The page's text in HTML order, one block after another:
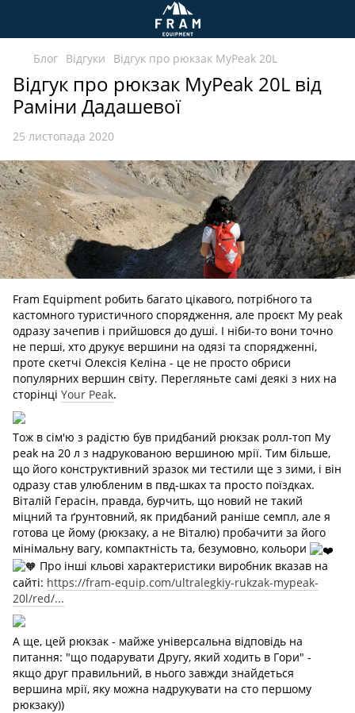
Блог Відгуки Відгук про рюкзак MyPeak 20L
Відгук про рюкзак MyPeak 20L від
Раміни Дадашевої
25 листопада 2020
Fram Equipment робить багато цікавого, потрібного та
кастомного туристичного спорядження, але проєкт My peak
одразу зачепив і прийшовся до душі. І ніби-то вони точно
не перші, хто друкує вершини на одязі та спорядженні,
проте скетчі Олексія Келіна - це не просто обриси
популярних вершин світу. Перегляньте самі деякі з них на
сторінці Your Peak.
Тож в сім'ю з радістю був придбаний рюкзак ролл-топ My
peak на 20 л з надрукованою вершиною мрії. Тим більше,
що його конструктивний зразок ми тестили ще з зими, і він
одразу став улюбленим в пвд-шках та просто поїздках.
Віталій Герасін, правда, бурчить, що новий не такий
міцний та ґрунтовний, як придбаний раніше семпл, але я
готова це йому (рюкзаку, а не Віталю) пробачити за його
мінімальну вагу, компактність та, безумовно, кольори
Про інші кльові характеристики виробник вказав на
сайті: https://fram-equip.com/ultralegkiy-rukzak-mypeak-
20l/red/...
А ще, цей рюкзак - майже універсальна відповідь на
питання: "що подарувати Другу, який ходить в Гори" -
якщо друг правильний, в нього завжди знайдеться
вершина мрії, яку можна надрукувати на сто першому
рюкзаку))